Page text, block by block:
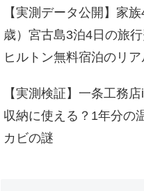
【実測データ公開】家
歳）宮古島3泊4日の旅
ヒルトン無料宿泊のリ
【実測検証】一条工務
収納に使える？1年分の
カビの謎